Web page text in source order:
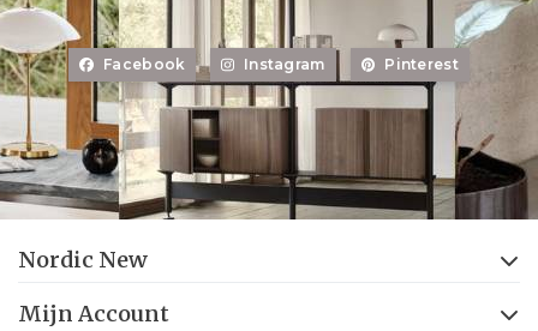
Facebook Instagram Pinterest
Nordic New
Mijn Account